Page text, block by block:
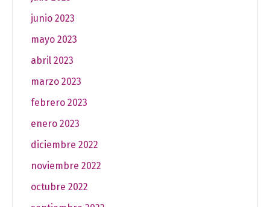
junio 2023
mayo 2023
abril 2023
marzo 2023
febrero 2023
enero 2023
diciembre 2022
noviembre 2022
octubre 2022